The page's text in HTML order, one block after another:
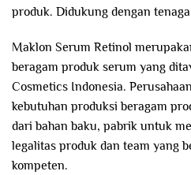
produk. Didukung dengan
Maklon Serum Retinol
beragam produk serum yang
Cosmetics Indonesia.
kebutuhan produksi beragam
dari bahan baku, pabrik untuk
legalitas produk dan team yang
kompeten.